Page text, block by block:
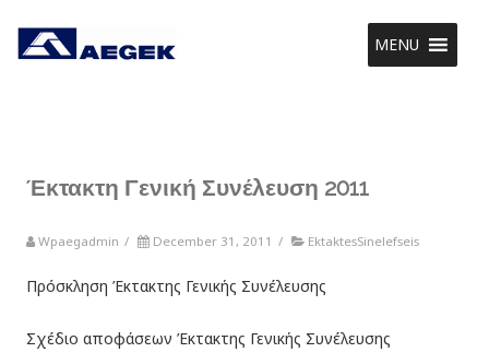
MENU
Έκτακτη Γενική Συνέλευση 2011
Wpaegadmin / December 31, 2011 / EktaktesSinelefseis
Πρόσκληση Έκτακτης Γενικής Συνέλευσης
Σχέδιο αποφάσεων Έκτακτης Γενικής Συνέλευσης